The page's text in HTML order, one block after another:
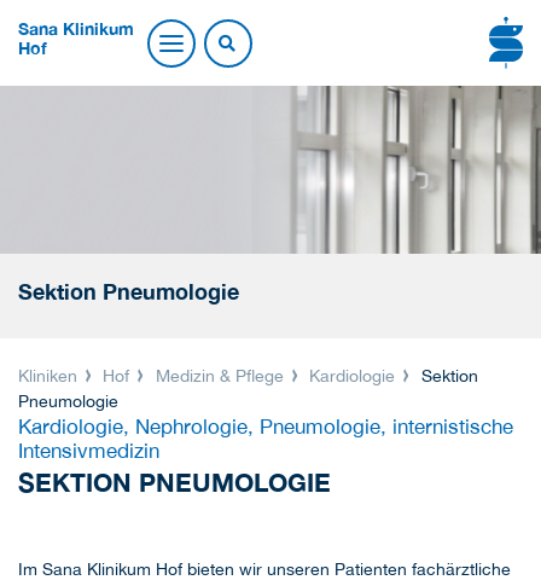
Sana Klinikum
Hof
Sektion Pneumologie
Kliniken Hof Medizin & Pflege Kardiologie
Sektion
Pneumologie
Kardiologie, Nephrologie, Pneumologie, internistische
Intensivmedizin
SEKTION PNEUMOLOGIE
Im Sana Klinikum Hof bieten wir unseren Patienten fachärztliche